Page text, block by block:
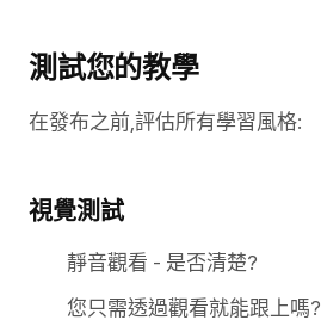
測試您的教學
在發布之前,評估所有學習風格:
視覺測試
靜音觀看 - 是否清楚?
您只需透過觀看就能跟上嗎?